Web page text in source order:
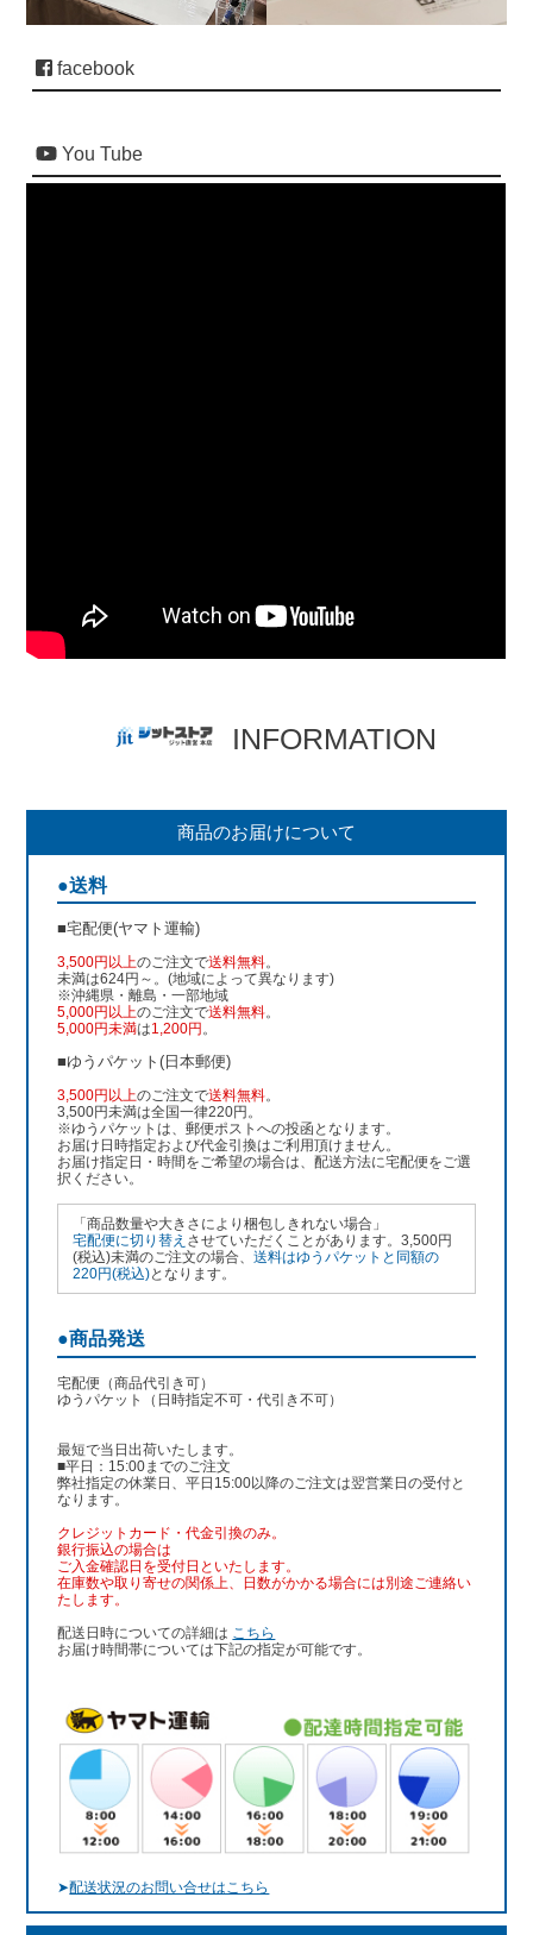
facebook
You Tube
INFORMATION
商品のお届けについて
●送料
■宅配便(ヤマト運輸)
3,500円以上のご注文で送料無料。
未満は624円～。(地域によって異なります)
※沖縄県・離島・一部地域
5,000円以上のご注文で送料無料。
5,000円未満は1,200円 。
■ゆうパケット(日本郵便)
3,500円以上のご注文で送料無料。
3,500円未満は全国一律220円。
※ゆうパケットは、郵便ポストへの投函となります。
お届け日時指定および代金引換はご利用頂けません。
お届け指定日・時間をご希望の場合は、配送方法に宅配便をご選
択ください。
「商品数量や大きさにより梱包しきれない場合」
宅配便に切り替え させていただくことがあります。3,500円
(税込)未満のご注文の場合、送料はゆうパケットと同額の
220円(税込)となります。
●商品発送
宅配便（商品代引き可）
ゆうパケット（日時指定不可・代引き不可）
最短で当日出荷いたします。
■平日：15:00までのご注文
弊社指定の休業日、平日15:00以降のご注文は翌営業日の受付と
なります。
クレジットカード・代金引換のみ。
銀行振込の場合は
ご入金確認日を受付日といたします。
在庫数や取り寄せの関係上、日数がかかる場合には別途ご連絡い
たします。
配送日時についての詳細は こちら
お届け時間帯については下記の指定が可能です。
➤配送状況のお問い合せはこちら